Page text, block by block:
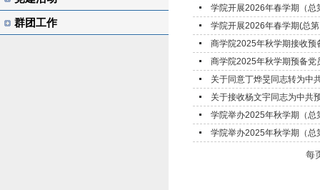
群团工作
学院开展2026年春学期（总
学院开展2026年春学期(总
商学院2025年秋学期接收预
商学院2025年秋学期预备党
关于同意丁烨旻同志转为中
关于接收杨文宇同志为中共
学院举办2025年秋学期（总
学院举办2025年秋学期（总
每